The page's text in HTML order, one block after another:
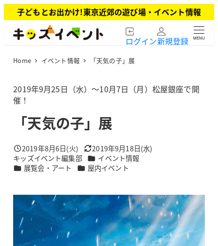
イ
子どもとお出かけ!東京近郊の遊び場・イベント情報
ログイン新規登録 MENU
Home イベント情報 「天気の子」展
2019年9月25日（水）～10月7日（月）松屋銀座で開
催！
「天気の子」展
投稿日
2019年8月6日(火) 更新日
2019年9月18日(水)
著
者
キッズイベント編集部 カテゴリー
イベント情報
カテゴリー
展覧会・アート カテゴリー
屋内イベント